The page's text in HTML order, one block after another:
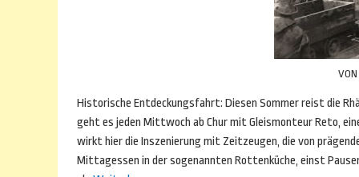
VON
Historische Entdeckungsfahrt: Diesen Sommer reist die
geht es jeden Mittwoch ab Chur mit Gleismonteur Reto,
wirkt hier die Inszenierung mit Zeitzeugen, die von
Mittagessen in der sogenannten Rottenküche, einst